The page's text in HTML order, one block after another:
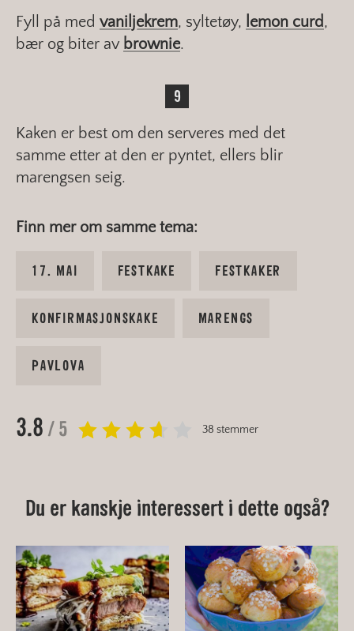
Fyll på med vaniljekrem, syltetøy, lemon curd,
bær og biter av brownie.
Kaken er best om den serveres med det
samme etter at den er pyntet, ellers blir
marengsen seig.
Finn mer om samme tema:
17. MAI FESTKAKE FESTKAKER
KONFIRMASJONSKAKE MARENGS
PAVLOVA
3.8 / 5 38 stemmer
Du er kanskje interessert i dette også?